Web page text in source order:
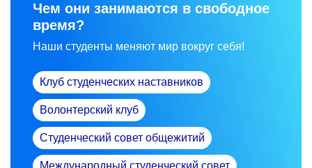
Чем они занимаются в свободное
время?
Наши студенты меняют мир вокруг себя!
Клуб студенческих наставников
Волонтерский клуб
Студенческий совет общежитий